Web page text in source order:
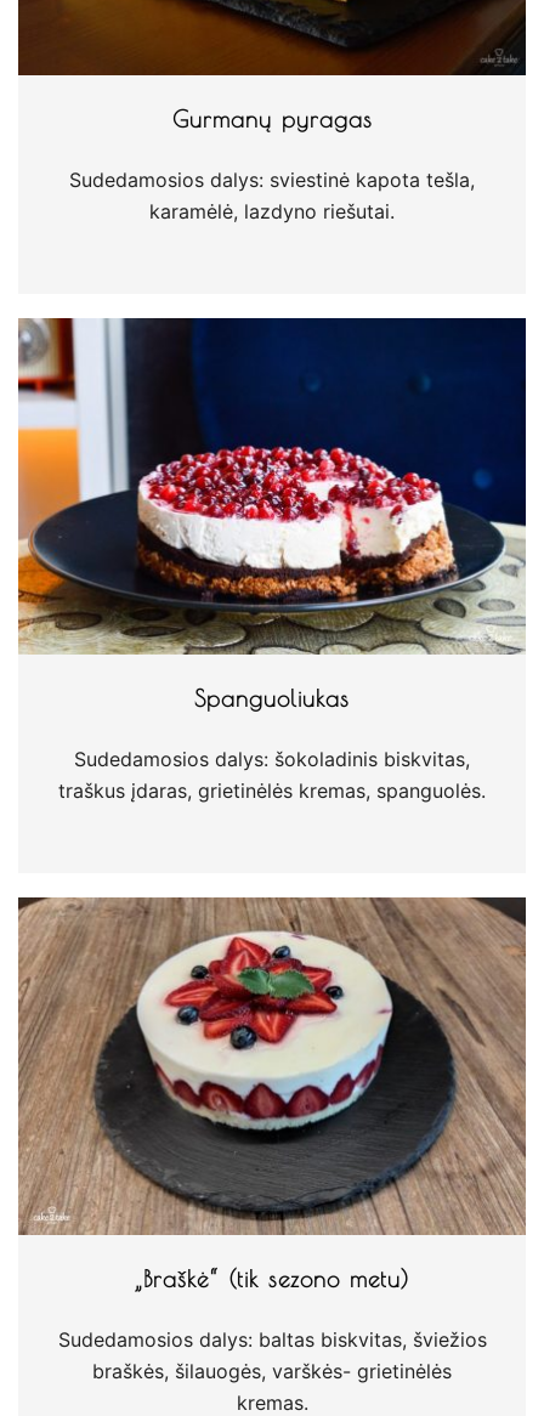
Gurmanų pyragas
Sudedamosios dalys: sviestinė kapota tešla,
karamėlė, lazdyno riešutai.
Spanguoliukas
Sudedamosios dalys: šokoladinis biskvitas,
traškus įdaras, grietinėlės kremas, spanguolės.
„Braškė“ (tik sezono metu)
Sudedamosios dalys: baltas biskvitas, šviežios
braškės, šilauogės, varškės- grietinėlės
kremas.